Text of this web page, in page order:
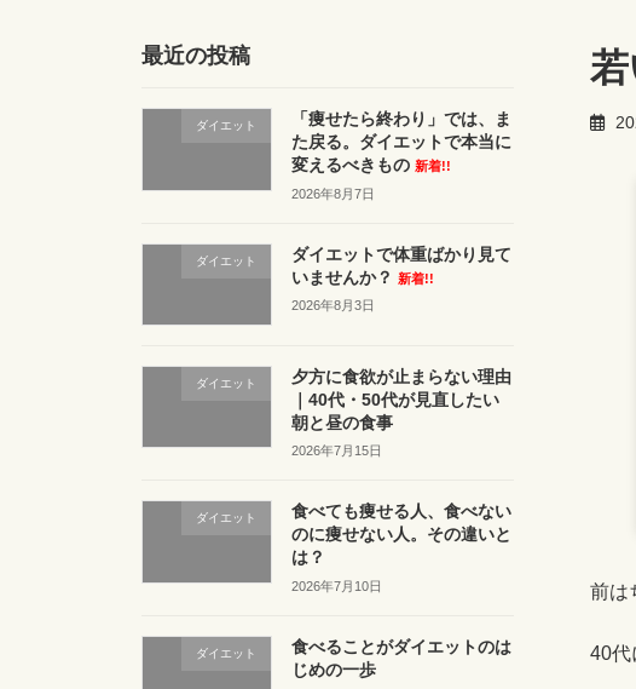
前は
40代
最近の投稿
ダイエット
「痩せたら終わり」では、ま
た戻る。ダイエットで本当に
変えるべきもの 新着!!
2026年8月7日
ダイエット
ダイエットで体重ばかり見て
いませんか？ 新着!!
2026年8月3日
ダイエット
夕方に食欲が止まらない理由
｜40代・50代が見直したい
朝と昼の食事
2026年7月15日
ダイエット
食べても痩せる人、食べない
のに痩せない人。その違いと
は？
2026年7月10日
ダイエット
食べることがダイエットのは
じめの一歩